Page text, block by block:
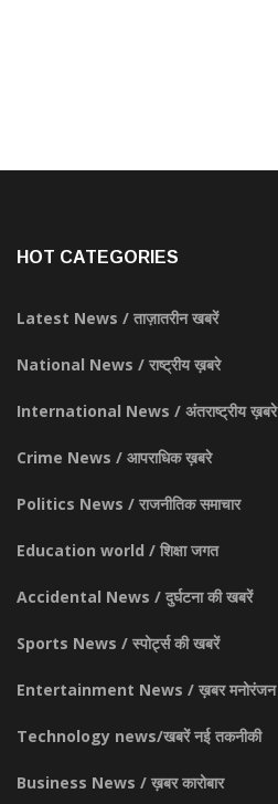
HOT CATEGORIES
Latest News / ताज़ातरीन खबरें
National News / राष्ट्रीय ख़बरे
International News / अंतराष्ट्रीय ख़बरे
Crime News / आपराधिक ख़बरे
Politics News / राजनीतिक समाचार
Education world / शिक्षा जगत
Accidental News / दुर्घटना की खबरें
Sports News / स्पोर्ट्स की खबरें
Entertainment News / ख़बर मनोरंजन
Technology news/खबरें नई तकनीकी
Business News / ख़बर कारोबार